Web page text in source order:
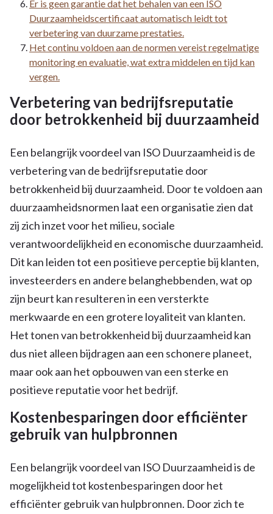
Er is geen garantie dat het behalen van een ISO
Duurzaamheidscertificaat automatisch leidt tot
verbetering van duurzame prestaties.
Het continu voldoen aan de normen vereist regelmatige
monitoring en evaluatie, wat extra middelen en tijd kan
vergen.
Verbetering van bedrijfsreputatie
door betrokkenheid bij duurzaamheid
Een belangrijk voordeel van ISO Duurzaamheid is de
verbetering van de bedrijfsreputatie door
betrokkenheid bij duurzaamheid. Door te voldoen aan
duurzaamheidsnormen laat een organisatie zien dat
zij zich inzet voor het milieu, sociale
verantwoordelijkheid en economische duurzaamheid.
Dit kan leiden tot een positieve perceptie bij klanten,
investeerders en andere belanghebbenden, wat op
zijn beurt kan resulteren in een versterkte
merkwaarde en een grotere loyaliteit van klanten.
Het tonen van betrokkenheid bij duurzaamheid kan
dus niet alleen bijdragen aan een schonere planeet,
maar ook aan het opbouwen van een sterke en
positieve reputatie voor het bedrijf.
Kostenbesparingen door efficiënter
gebruik van hulpbronnen
Een belangrijk voordeel van ISO Duurzaamheid is de
mogelijkheid tot kostenbesparingen door het
efficiënter gebruik van hulpbronnen. Door zich te